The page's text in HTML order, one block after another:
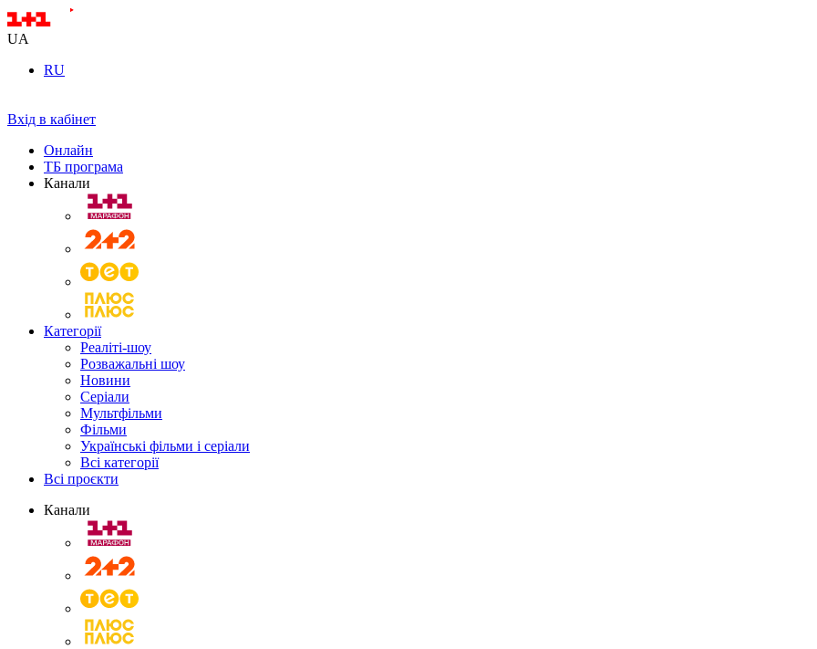
UA
RU
Вхід в кабінет
Онлайн
ТБ програма
Канали
Категорії
Реаліті-шоу
Розважальні шоу
Новини
Серіали
Мультфільми
Фільми
Українські фільми і серіали
Всі категорії
Всі проєкти
Канали